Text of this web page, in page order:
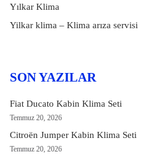
Yılkar Klima
Yilkar klima – Klima arıza servisi
SON YAZILAR
Fiat Ducato Kabin Klima Seti
Temmuz 20, 2026
Citroën Jumper Kabin Klima Seti
Temmuz 20, 2026